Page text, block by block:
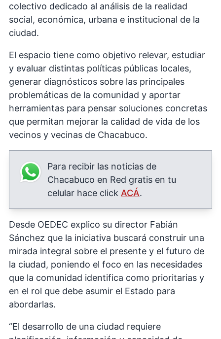
colectivo dedicado al análisis de la realidad
social, económica, urbana e institucional de la
ciudad.
El espacio tiene como objetivo relevar, estudiar
y evaluar distintas políticas públicas locales,
generar diagnósticos sobre las principales
problemáticas de la comunidad y aportar
herramientas para pensar soluciones concretas
que permitan mejorar la calidad de vida de los
vecinos y vecinas de Chacabuco.
Para recibir las noticias de
Chacabuco en Red gratis en tu
celular hace click ACÁ.
Desde OEDEC explico su director Fabián
Sánchez que la iniciativa buscará construir una
mirada integral sobre el presente y el futuro de
la ciudad, poniendo el foco en las necesidades
que la comunidad identifica como prioritarias y
en el rol que debe asumir el Estado para
abordarlas.
“El desarrollo de una ciudad requiere